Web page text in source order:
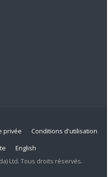
privée
Conditions d'utilisation
English
Ltd. Tous droits réservés.